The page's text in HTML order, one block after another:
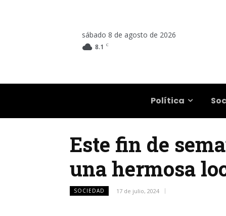
sábado 8 de agosto de 2026
8.1 C
Política
Este fin de
una hermosa
SOCIEDAD 17 de julio, 2024